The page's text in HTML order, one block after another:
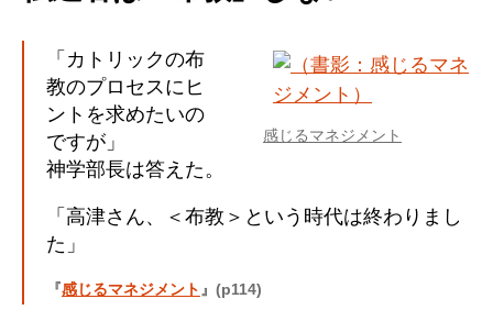
感じるマネジメント
「カトリックの布
教のプロセスにヒ
ントを求めたいの
ですが」
神学部長は答えた。
「高津さん、＜布教＞という時代は終わりまし
た」
『感じるマネジメント 』(p114)